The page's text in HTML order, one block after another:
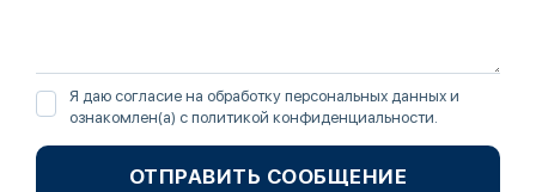
Я даю согласие на обработку персональных данных и
ознакомлен(а) с политикой конфиденциальности
ОТПРАВИТЬ СООБЩЕНИЕ